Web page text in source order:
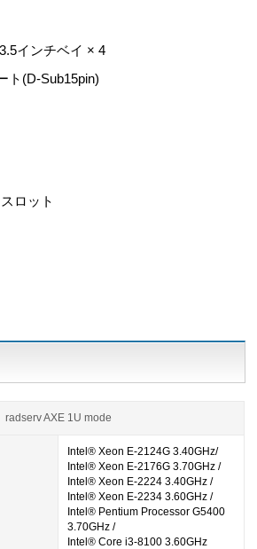
インチベイ × 4
ト(D-Sub15pin)
ロット
radserv AXE 1U mode
Intel® Xeon E-2124G 3.40GHz/
Intel® Xeon E-2176G 3.70GHz /
Intel® Xeon E-2224 3.40GHz /
Intel® Xeon E-2234 3.60GHz /
Intel® Pentium Processor G5400
3.70GHz /
Intel® Core i3-8100 3.60GHz